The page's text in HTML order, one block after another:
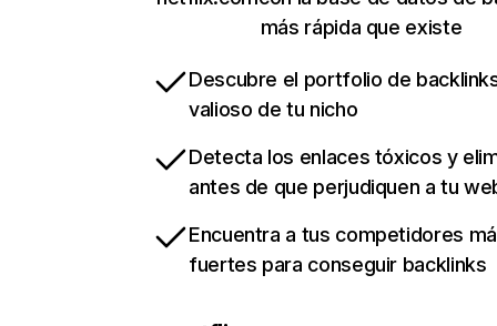
más rápida que existe
Descubre el portfolio de
valioso de tu nicho
Detecta los enlaces tóxicos y
antes de que perjudiquen a tu
Encuentra a tus competidores
fuertes para conseguir backlinks